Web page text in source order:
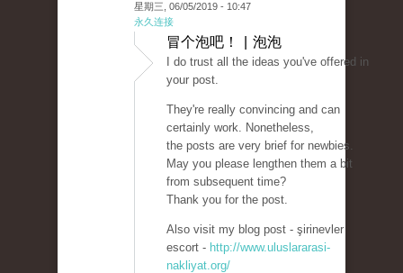
星期三, 06/05/2019 - 10:47
永久连接
冒个泡吧！ | 泡泡
I do trust all the ideas you've offered in
your post.
They're really convincing and can
certainly work. Nonetheless,
the posts are very brief for newbies.
May you please lengthen them a bit
from subsequent time?
Thank you for the post.
Also visit my blog post - şirinevler
escort - http://www.uluslararasi-
nakliyat.org/